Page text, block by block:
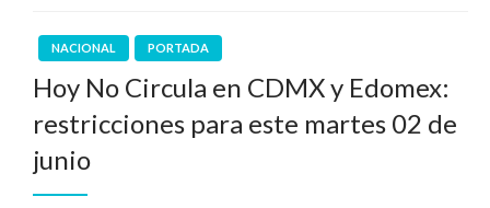
NACIONAL PORTADA
Hoy No Circula en CDMX y Edomex:
restricciones para este martes 02 de
junio